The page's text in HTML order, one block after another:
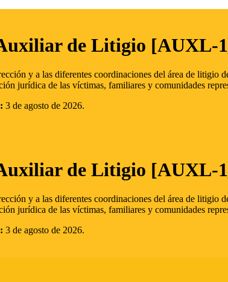
de Litigio [AUXL-
y a las diferentes coordinaciones del área de litigio
jurídica de las víctimas, familiares y comunidades
3 de agosto de 2026.
de Litigio [AUXL-
y a las diferentes coordinaciones del área de litigio
jurídica de las víctimas, familiares y comunidades
3 de agosto de 2026.